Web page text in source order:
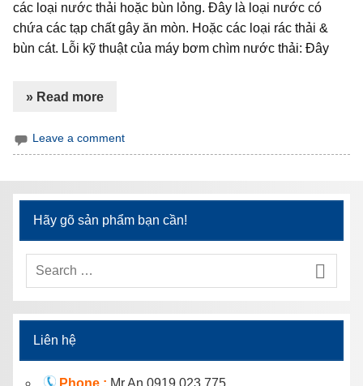
các loại nước thải hoặc bùn lỏng. Đây là loại nước có
chứa các tạp chất gây ăn mòn. Hoặc các loại rác thải &
bùn cát. Lỗi kỹ thuật của máy bơm chìm nước thải: Đây
» Read more
Leave a comment
Hãy gõ sản phẩm bạn cần!
Liên hệ
Phone : Mr An 0919 023 775